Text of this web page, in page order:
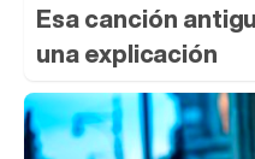
Esa canción
una explicación